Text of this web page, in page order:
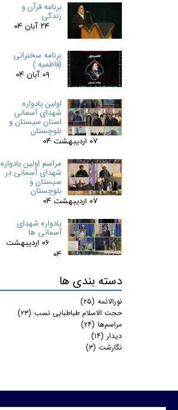
برنامه قرآن و
زندگی
۲۴ آبان ۰۴
برنامه سخنرانی
(فاطمیه )
۰۹ آبان ۰۴
اولین یادواره
شهدای آسمانی
استان سیستان و
بلوچستان
۰۷ اردیبهشت ۰۴
مراسم اولین یادواره
شهدای آسمانی در
سیستان و
بلوچستان
۰۷ اردیبهشت ۰۴
یادواره شهدای
آسمانی ها
۰۶ اردیبهشت
۰۴
دسته بندی ها
نورالائمه (۲۵)
حجت الاسلام طباطبایی نسب (۲۳)
مراسم‌ها (۲۴)
دیدار (۱۴)
نگارشت (۳)